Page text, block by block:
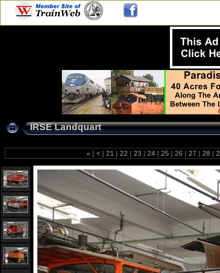
IRSE Landquart
« | < | 21 | 22 | 23 | 24 | 25 | 26 | 27 | 28 |